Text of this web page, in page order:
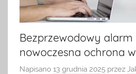
Bezprzewodowy alarm
nowoczesna ochrona
Napisano 13 grudnia 2025 przez